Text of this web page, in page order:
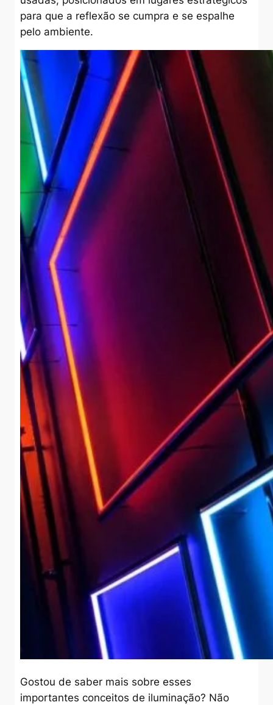
para que a reflexão se cumpra e se espalhe
pelo ambiente.
Gostou de saber mais sobre esses
importantes conceitos de iluminação? Não